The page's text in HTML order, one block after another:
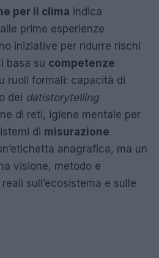
per il clima indica
prime esperienze
iniziative per ridurre rischi
basa su competenze
ruoli formali: capacità di
dei datistorytelling
di reti, igiene mentale per
di misurazione
anagrafica, ma un
visione, metodo e
sull’ecosistema e sulle